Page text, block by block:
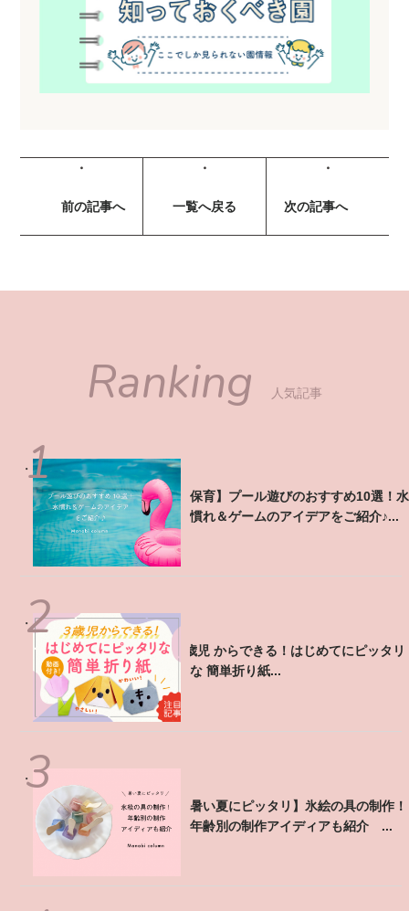
前の記事へ 一覧へ戻る 次の記事へ
Ranking 人気記事
【保育】プール遊びのおすすめ10選！水
慣れ＆ゲームのアイデアをご紹介♪...
3歳児 からできる！はじめてにピッタリ
な 簡単折り紙...
【暑い夏にピッタリ】氷絵の具の制作！
年齢別の制作アイディアも紹介 ...